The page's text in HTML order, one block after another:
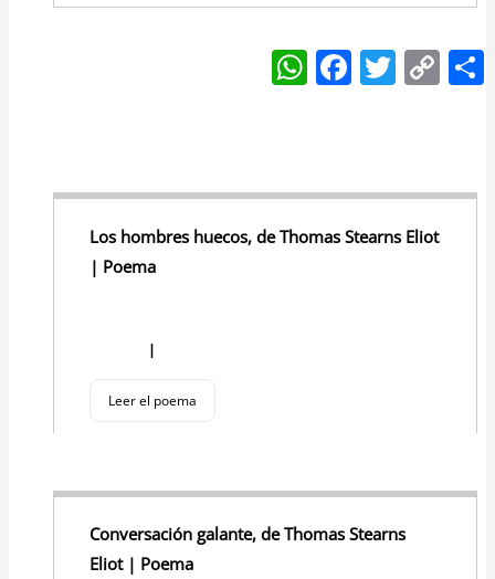
W
h
A
p
F
a
b
o
T
w
C
o
Li
n
Los hombres huecos, de Thomas Stearns Eliot
| Poema
I
Leer el poema
Conversación galante, de Thomas Stearns
Eliot | Poema